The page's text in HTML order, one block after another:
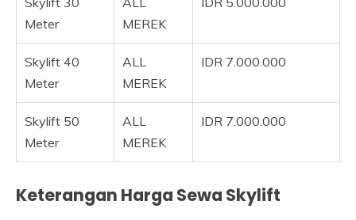
Meter
MEREK
Skylift 40
Meter
ALL
MEREK
IDR 7.000.000
Skylift 50
Meter
ALL
MEREK
IDR 7.000.000
Keterangan Harga Sewa Skylift